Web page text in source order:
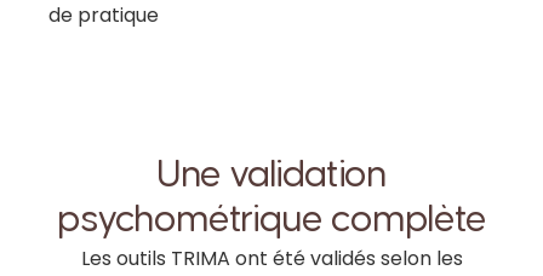
de pratique
Une validation
psychométrique complète
Les outils TRIMA ont été validés selon les